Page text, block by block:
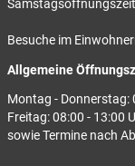
Besuche im
Allgemeine
Montag - Donnerstag:
Freitag: 08:00 - 13:00
sowie Termine nach